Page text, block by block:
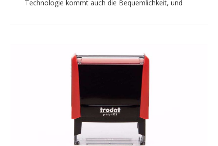
Technologie kommt auch die Bequemlichkeit, und